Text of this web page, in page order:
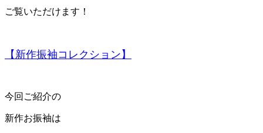
ご覧いただけます！
【新作振袖コレクション】
今回ご紹介の
新作お振袖は